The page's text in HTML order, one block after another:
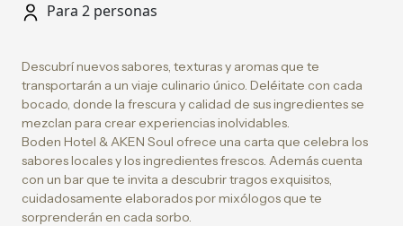
Para 2 personas
Descubrí nuevos sabores, texturas y aromas que te
transportarán a un viaje culinario único. Deléitate con cada
bocado, donde la frescura y calidad de sus ingredientes se
mezclan para crear experiencias inolvidables.
Boden Hotel & AKEN Soul ofrece una carta que celebra los
sabores locales y los ingredientes frescos. Además cuenta
con un bar que te invita a descubrir tragos exquisitos,
cuidadosamente elaborados por mixólogos que te
sorprenderán en cada sorbo.